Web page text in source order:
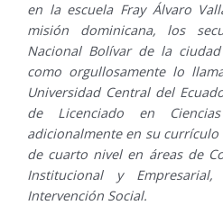
en la escuela Fray Álvaro
misión dominicana, los
Nacional Bolívar de la
como orgullosamente lo
Universidad Central del
de Licenciado en
adicionalmente en su
de cuarto nivel en áreas de
Institucional y
Intervención Social.